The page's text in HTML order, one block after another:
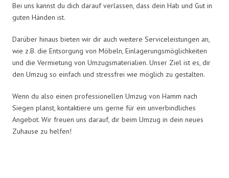
Bei uns kannst du dich darauf verlassen, dass dein Hab und Gut in
guten Händen ist.
Darüber hinaus bieten wir dir auch weitere Serviceleistungen an,
wie z.B. die Entsorgung von Möbeln, Einlagerungsmöglichkeiten
und die Vermietung von Umzugsmaterialien. Unser Ziel ist es, dir
den Umzug so einfach und stressfrei wie möglich zu gestalten.
Wenn du also einen professionellen Umzug von Hamm nach
Siegen planst, kontaktiere uns gerne für ein unverbindliches
Angebot. Wir freuen uns darauf, dir beim Umzug in dein neues
Zuhause zu helfen!